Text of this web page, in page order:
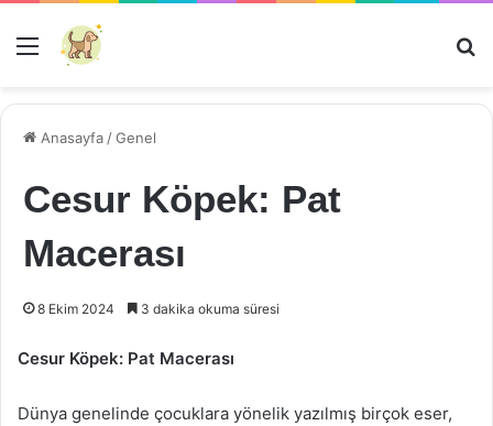
Menü
Anasayfa /Genel
Cesur Köpek: Pat
Macerası
8 Ekim 2024 3 dakika okuma süresi
Cesur Köpek: Pat Macerası
Dünya genelinde çocuklara yönelik yazılmış birçok eser,